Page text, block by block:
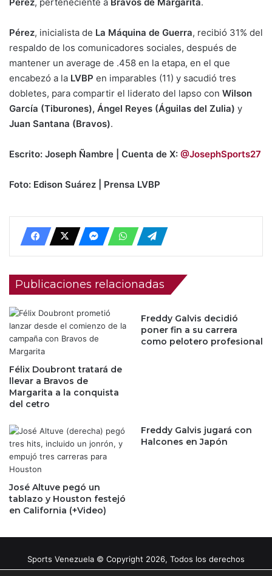
Pérez, inicialista de La Máquina de Guerra, recibió 31% del
respaldo de los comunicadores sociales, después de
mantener un average de .458 en la etapa, en el que
encabezó a la LVBP en imparables (11) y sacudió tres
dobletes, para compartir el liderato del lapso con Wilson
García (Tiburones), Ángel Reyes (Águilas del Zulia) y
Juan Santana (Bravos).
Escrito: Joseph Ñambre | Cuenta de X: @JosephSports27
Foto: Edison Suárez | Prensa LVBP
Publicaciones relacionadas
Félix Doubront tratará de
llevar a Bravos de
Margarita a la conquista
del cetro
Freddy Galvis decidió
poner fin a su carrera
como pelotero profesional
José Altuve pegó un
tablazo y Houston festejó
en California (+Video)
Freddy Galvis jugará con
Halcones en Japón
Sports Venezuela © Copyright 2026, Todos los derechos